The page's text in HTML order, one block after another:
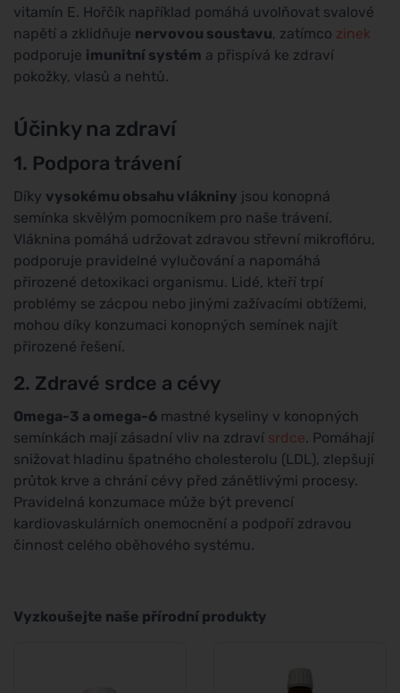
vitamín E. Hořčík například pomáhá uvolňovat svalové
napětí a zklidňuje nervovou soustavu, zatímco zinek
podporuje imunitní systém a přispívá ke zdraví
pokožky, vlasů a nehtů.
Účinky na zdraví
1. Podpora trávení
Díky vysokému obsahu vlákniny jsou konopná
semínka skvělým pomocníkem pro naše trávení.
Vláknina pomáhá udržovat zdravou střevní mikroflóru,
podporuje pravidelné vylučování a napomáhá
přirozené detoxikaci organismu. Lidé, kteří trpí
problémy se zácpou nebo jinými zažívacími obtížemi,
mohou díky konzumaci konopných semínek najít
přirozené řešení.
2. Zdravé srdce a cévy
Omega-3 a omega-6 mastné kyseliny v konopných
semínkách mají zásadní vliv na zdraví srdce. Pomáhají
snižovat hladinu špatného cholesterolu (LDL), zlepšují
průtok krve a chrání cévy před zánětlivými procesy.
Pravidelná konzumace může být prevencí
kardiovaskulárních onemocnění a podpoří zdravou
činnost celého oběhového systému.
Vyzkoušejte naše přírodní produkty